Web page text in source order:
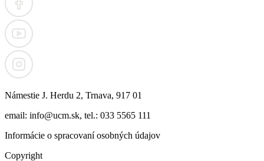
Námestie J. Herdu 2, Trnava, 917 01
email: info@ucm.sk, tel.: 033 5565 111
Informácie o spracovaní osobných údajov
Copyright